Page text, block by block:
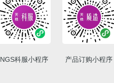
NGS科服小程序 产品订购小程序